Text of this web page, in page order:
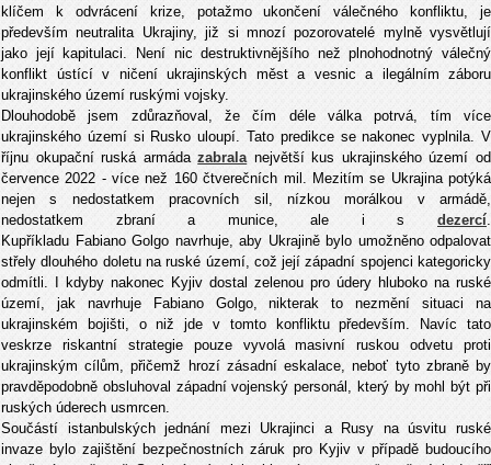
klíčem k odvrácení krize, potažmo ukončení válečného konfliktu, je
především neutralita Ukrajiny, již si mnozí pozorovatelé mylně vysvětlují
jako její kapitulaci. Není nic destruktivnějšího než plnohodnotný válečný
konflikt ústící v ničení ukrajinských měst a vesnic a ilegálním záboru
ukrajinského území ruskými vojsky.
Dlouhodobě jsem zdůrazňoval, že čím déle válka potrvá, tím více
ukrajinského území si Rusko uloupí. Tato predikce se nakonec vyplnila. V
říjnu okupační ruská armádazabralanejvětší kus ukrajinského území od
července 2022 - více než 160 čtverečních mil. Mezitím se Ukrajina potýká
nejen s nedostatkem pracovních sil, nízkou morálkou v armádě,
nedostatkem zbraní a munice, ale i s dezercí.
Kupříkladu Fabiano Golgo navrhuje, aby Ukrajině bylo umožněno odpalovat
střely dlouhého doletu na ruské území, což její západní spojenci kategoricky
odmítli. I kdyby nakonec Kyjiv dostal zelenou pro údery hluboko na ruské
území, jak navrhuje Fabiano Golgo, nikterak to nezmění situaci na
ukrajinském bojišti, o niž jde v tomto konfliktu především. Navíc tato
veskrze riskantní strategie pouze vyvolá masivní ruskou odvetu proti
ukrajinským cílům, přičemž hrozí zásadní eskalace, neboť tyto zbraně by
pravděpodobně obsluhoval západní vojenský personál, který by mohl být při
ruských úderech usmrcen.
Součástí istanbulských jednání mezi Ukrajinci a Rusy na úsvitu ruské
invaze bylo zajištění bezpečnostních záruk pro Kyjiv v případě budoucího